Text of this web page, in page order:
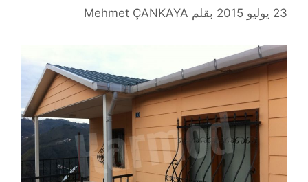
23 يوليو 2015 بقلم Mehmet ÇANKAYA